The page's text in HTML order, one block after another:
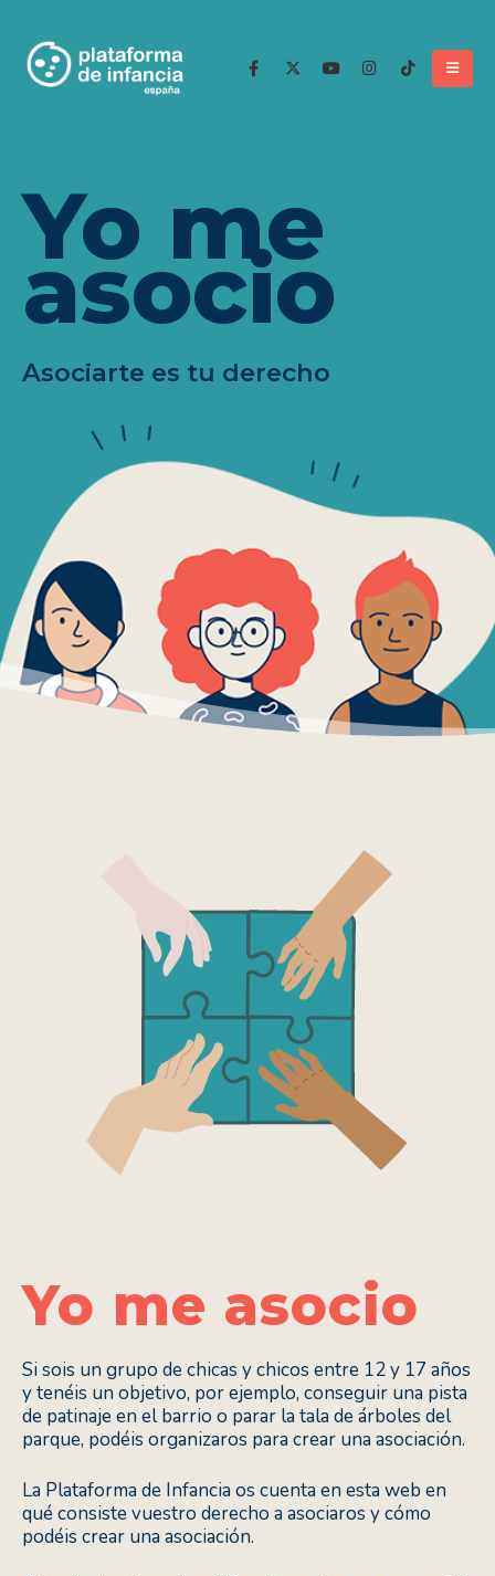
Yo me
asocio
Asociarte es tu derecho
Yo me asocio
Si sois un grupo de chicas y chicos entre 12 y 17 años
y tenéis un objetivo, por ejemplo, conseguir una pista
de patinaje en el barrio o parar la tala de árboles del
parque, podéis organizaros para crear una asociación.
La Plataforma de Infancia os cuenta en esta web en
qué consiste vuestro derecho a asociaros y cómo
podéis crear una asociación.